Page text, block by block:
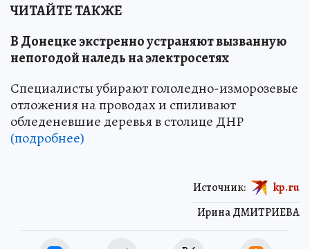
ЧИТАЙТЕ ТАКЖЕ
В Донецке экстренно устраняют вызванную
непогодой наледь на электросетях
Специалисты убирают гололедно-изморозевые
отложения на проводах и спиливают
обледеневшие деревья в столице ДНР
(подробнее)
Ирина ДМИТРИЕВА
Источник: kp.ru